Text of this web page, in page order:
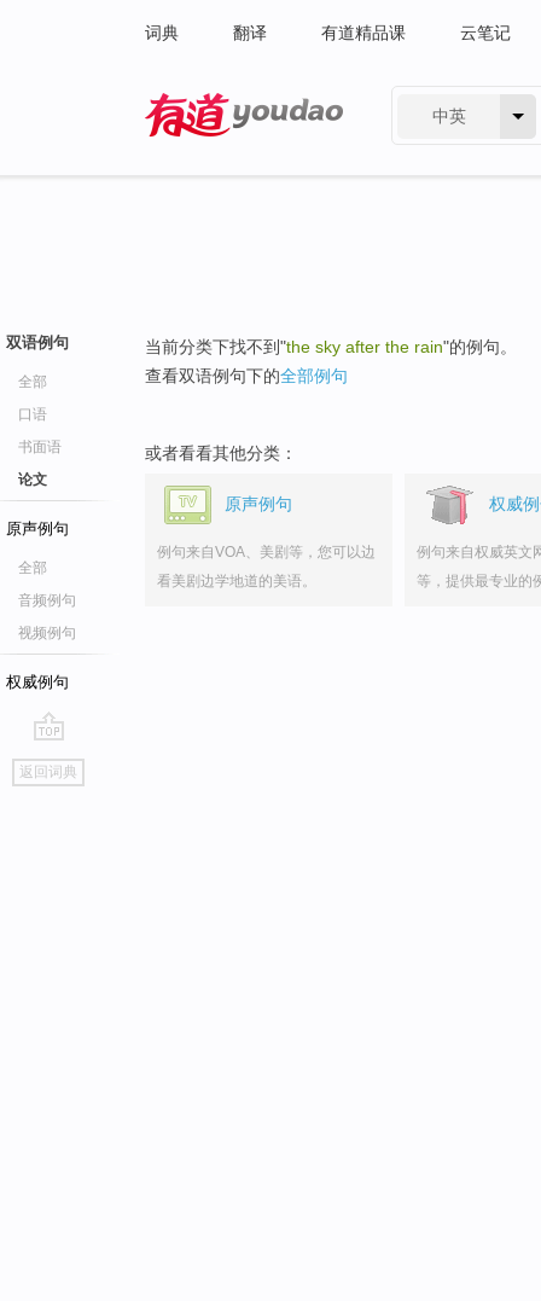
词典 翻译 有道精品课 云笔记
中英
双语例句
全部
口语
书面语
论文
原声例句
全部
音频例句
视频例句
权威例句
go
top
返回词典
当前分类下找不到"the sky after the rain"的例句。
查看双语例句下的全部例句
或者看看其他分类：
原声例句
例句来自VOA、美剧等，您可以边
看美剧边学地道的美语。
权威
例句来自权威英文
等，提供最专业的